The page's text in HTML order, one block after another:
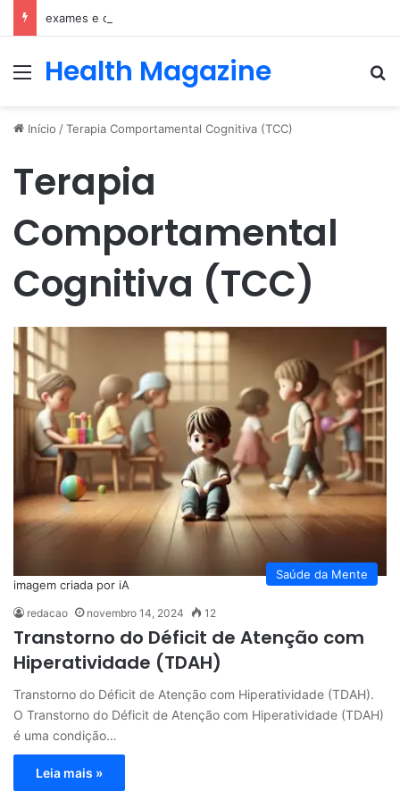
exames e consulta com nefrologista no Rio
Menu
Health Magazine
Início /Terapia Comportamental Cognitiva (TCC)
Terapia
Comportamental
Cognitiva (TCC)
Saúde da Mente
imagem criada por iA
redacao novembro 14, 2024 12
Transtorno do Déficit de Atenção com
Hiperatividade (TDAH)
Transtorno do Déficit de Atenção com Hiperatividade (TDAH).
O Transtorno do Déficit de Atenção com Hiperatividade (TDAH)
é uma condição…
Leia mais »